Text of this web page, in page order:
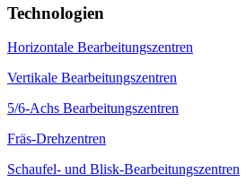
Technologien
Horizontale Bearbeitungszentren
Vertikale Bearbeitungszentren
5/6-Achs Bearbeitungszentren
Fräs-Drehzentren
Schaufel- und Blisk-Bearbeitungszentren